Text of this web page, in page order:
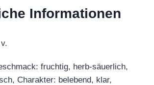
Informationen
fruchtig, herb-säuerlich,
Charakter: belebend, klar,